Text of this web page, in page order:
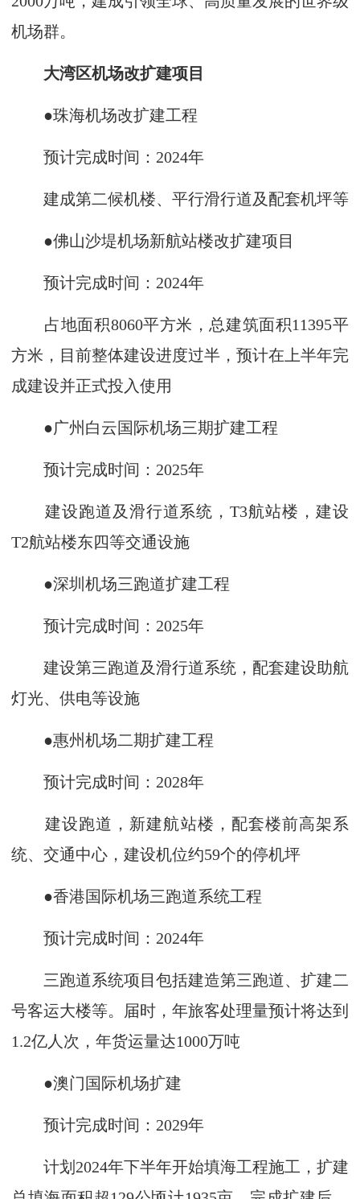
机场群。
大湾区机场改扩建项目
●珠海机场改扩建工程
预计完成时间：2024年
建成第二候机楼、平行滑行道及配套机坪等
●佛山沙堤机场新航站楼改扩建项目
预计完成时间：2024年
占地面积8060平方米，总建筑面积11395平
方米，目前整体建设进度过半，预计在上半年完
成建设并正式投入使用
●广州白云国际机场三期扩建工程
预计完成时间：2025年
建设跑道及滑行道系统，T3航站楼，建设
T2航站楼东四等交通设施
●深圳机场三跑道扩建工程
预计完成时间：2025年
建设第三跑道及滑行道系统，配套建设助航
灯光、供电等设施
●惠州机场二期扩建工程
预计完成时间：2028年
建设跑道，新建航站楼，配套楼前高架系
统、交通中心，建设机位约59个的停机坪
●香港国际机场三跑道系统工程
预计完成时间：2024年
三跑道系统项目包括建造第三跑道、扩建二
号客运大楼等。届时，年旅客处理量预计将达到
1.2亿人次，年货运量达1000万吨
●澳门国际机场扩建
预计完成时间：2029年
计划2024年下半年开始填海工程施工，扩建